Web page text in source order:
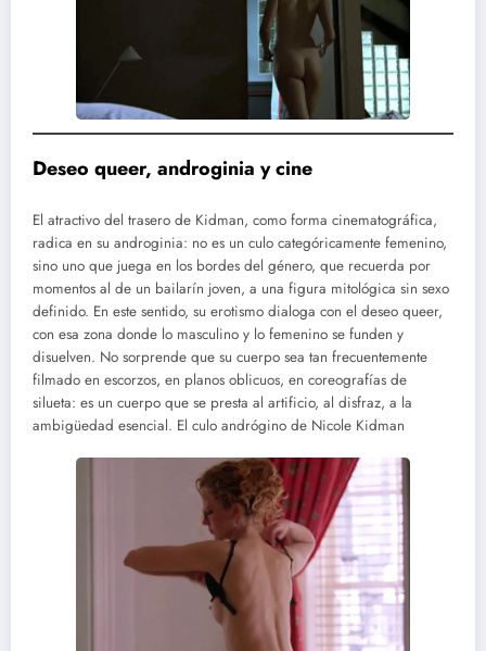
Deseo queer, androginia y cine
El atractivo del trasero de Kidman, como forma cinematográfica,
radica en su androginia: no es un culo categóricamente femenino,
sino uno que juega en los bordes del género, que recuerda por
momentos al de un bailarín joven, a una figura mitológica sin sexo
definido. En este sentido, su erotismo dialoga con el deseo queer,
con esa zona donde lo masculino y lo femenino se funden y
disuelven. No sorprende que su cuerpo sea tan frecuentemente
filmado en escorzos, en planos oblicuos, en coreografías de
silueta: es un cuerpo que se presta al artificio, al disfraz, a la
ambigüedad esencial. El culo andrógino de Nicole Kidman